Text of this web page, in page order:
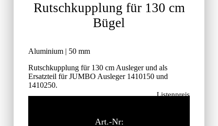
Rutschkupplung für 130 cm
Bügel
Aluminium | 50 mm
Rutschkupplung für 130 cm Ausleger und als
Ersatzteil für JUMBO Ausleger 1410150 und
1410250.
Listenpreis
Art.-Nr: